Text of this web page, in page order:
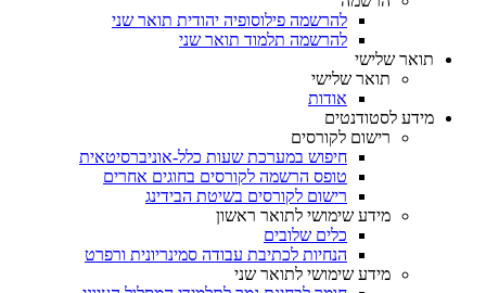
להרשמה פילוסופיה יהודית תואר שני
להרשמה תלמוד תואר שני
תואר שלישי
תואר שלישי
אודות
מידע לסטודנטים
רישום לקורסים
חיפוש במערכת שעות כלל-אוניברסיטאית
טופס הרשמה לקורסים בחוגים אחרים
רישום לקורסים בשיטת הבידינג
מידע שימושי לתואר ראשון
כלים שלובים
הנחיות לכתיבת עבודה סמינריונית ורפרט
מידע שימושי לתואר שני